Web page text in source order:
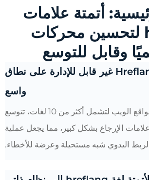
أتمتة علامات
hreflang لتحسين محركات
وقابل للتوسع
يصبح Hreflang غير قابل للإدارة على نطاق
واسع
مع نمو مواقع الويب لتشمل أكثر من 10 لغات، تتوسع
الإرجاع بشكل كبير، مما يجعل عملية
الربط اليدوي شبه مستحيلة وعرضة للأخطاء.